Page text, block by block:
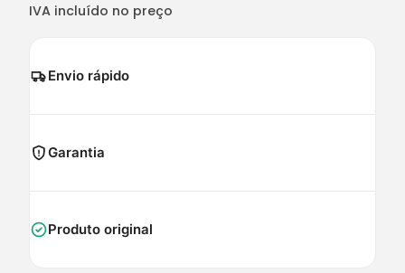
IVA incluído no preço
Envio rápido
Garantia
Produto original